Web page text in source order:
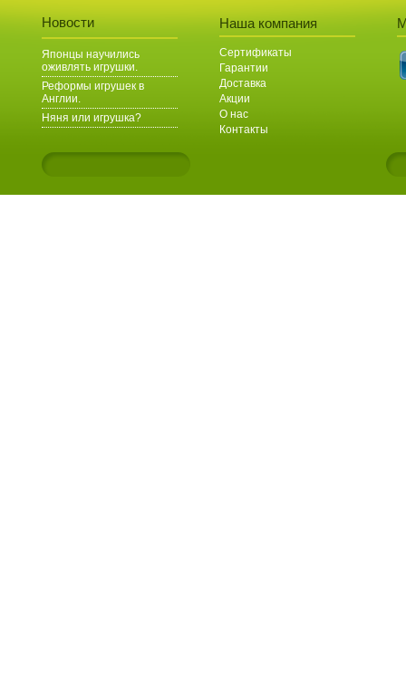
Новости
Японцы научились
оживлять игрушки.
Реформы игрушек в
Англии.
Няня или игрушка?
Наша компания
Сертификаты
Гарантии
Доставка
Акции
О нас
Контакты